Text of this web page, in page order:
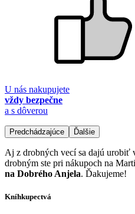
U nás nakupujete
vždy bezpečne
a s dôverou
Predchádzajúce Ďalšie
Aj z drobných vecí sa dajú
drobným ste pri nákupoch na
na Dobrého Anjela. Ďakujeme!
Kníhkupectvá